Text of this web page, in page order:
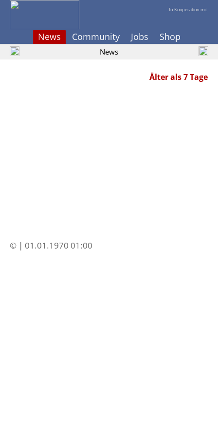
In Kooperation mit
News Community Jobs Shop
News
Älter als 7 Tage
© | 01.01.1970 01:00